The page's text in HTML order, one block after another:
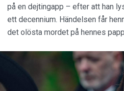
på en dejtingapp – efter att han
ett decennium. Händelsen får
det olösta mordet på hennes